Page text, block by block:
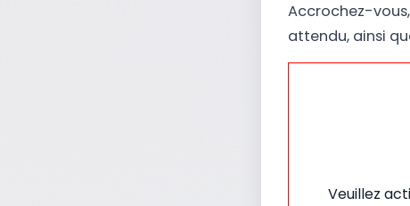
Accrochez-
attendu, ainsi
Veuillez